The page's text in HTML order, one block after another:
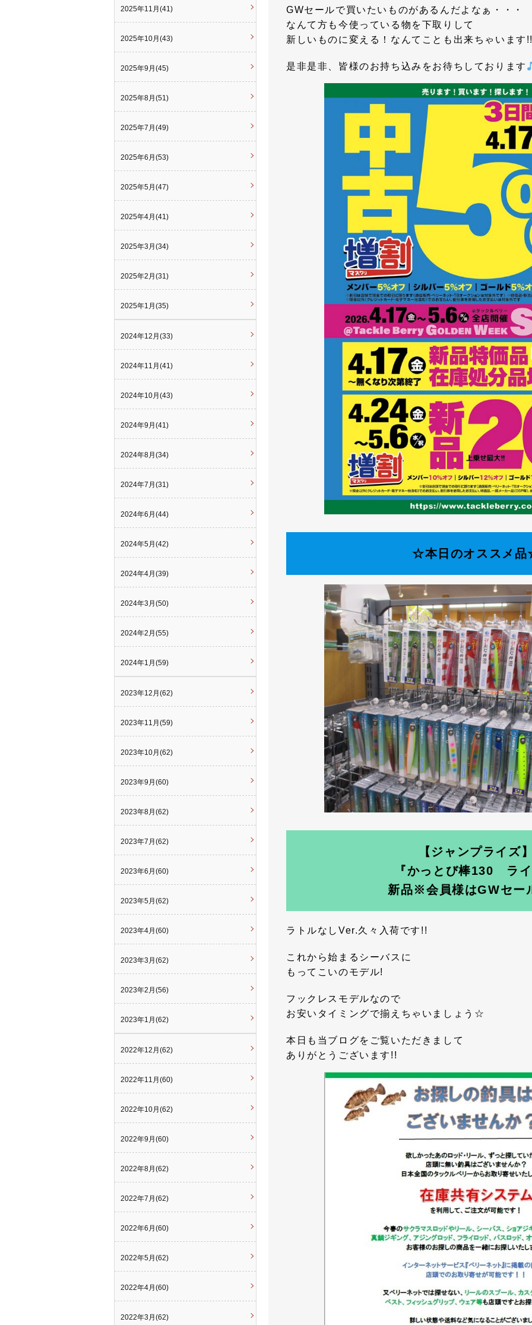
GWセールで買いたいものがあるんだよなぁ・・・
なんて方も今使っている物を下取りして
新しいものに変える！なんてことも出来ちゃいます
是非是非、皆様のお持ち込みをお待ちしております
☆本日のオススメ
【ジャンプライズ
『かっとび棒130 ラ
新品※会員様はGWセー
ラトルなしVer.久々入荷です!!
これから始まるシーバスに
もってこいのモデル!
フックレスモデルなので
お安いタイミングで揃えちゃいましょう☆
本日も当ブログをご覧いただきまして
ありがとうございます!!
2025年11月(41)
2025年10月(43)
2025年9月(45)
2025年8月(51)
2025年7月(49)
2025年6月(53)
2025年5月(47)
2025年4月(41)
2025年3月(34)
2025年2月(31)
2025年1月(35)
2024年12月(33)
2024年11月(41)
2024年10月(43)
2024年9月(41)
2024年8月(34)
2024年7月(31)
2024年6月(44)
2024年5月(42)
2024年4月(39)
2024年3月(50)
2024年2月(55)
2024年1月(59)
2023年12月(62)
2023年11月(59)
2023年10月(62)
2023年9月(60)
2023年8月(62)
2023年7月(62)
2023年6月(60)
2023年5月(62)
2023年4月(60)
2023年3月(62)
2023年2月(56)
2023年1月(62)
2022年12月(62)
2022年11月(60)
2022年10月(62)
2022年9月(60)
2022年8月(62)
2022年7月(62)
2022年6月(60)
2022年5月(62)
2022年4月(60)
2022年3月(62)